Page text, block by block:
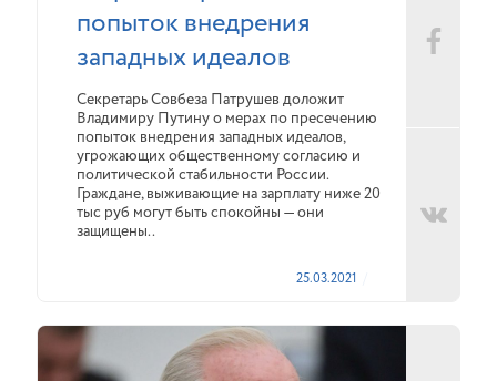
попыток внедрения
западных идеалов
Секретарь Совбеза Патрушев доложит
Владимиру Путину о мерах по пресечению
попыток внедрения западных идеалов,
угрожающих общественному согласию и
политической стабильности России.
Граждане, выживающие на зарплату ниже 20
тыс руб могут быть спокойны — они
защищены..
25.03.2021